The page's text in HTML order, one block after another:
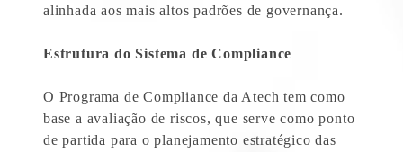
alinhada aos mais altos padrões de governança.
Estrutura do Sistema de Compliance
O Programa de Compliance da Atech tem como
base a avaliação de riscos, que serve como ponto
de partida para o planejamento estratégico das